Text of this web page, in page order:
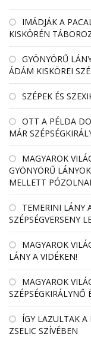
IMÁDJÁK A
KISKÖRÉN
GYÖNYÖRŰ
ÁDÁM KISKÖREI
SZÉPEK ÉS
OTT A PÉLDA
MÁR
MAGYAROK
GYÖNYÖRŰ
MELLETT
TEMERINI LÁNY
SZÉPSÉGVERSENY
MAGYAROK
LÁNY A VIDÉKEN!
MAGYAROK
SZÉPSÉGKIRÁLYNŐ
ÍGY LAZULTAK A
ZSELIC SZÍVÉBEN